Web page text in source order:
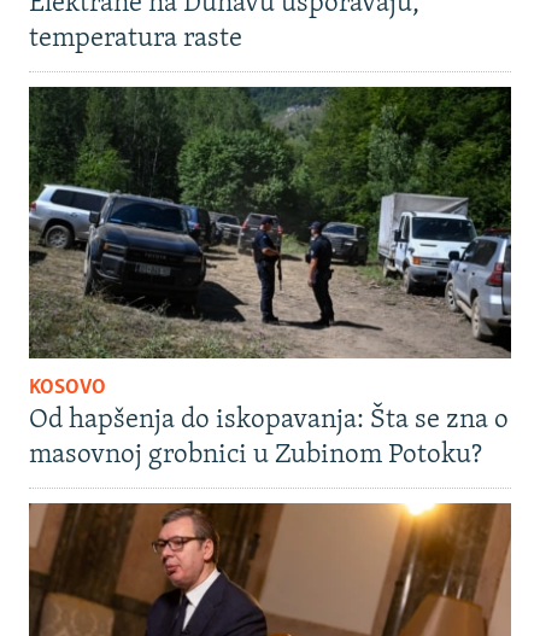
temperatura raste
KOSOVO
Od hapšenja do iskopavanja: Šta se zna o
masovnoj grobnici u Zubinom Potoku?